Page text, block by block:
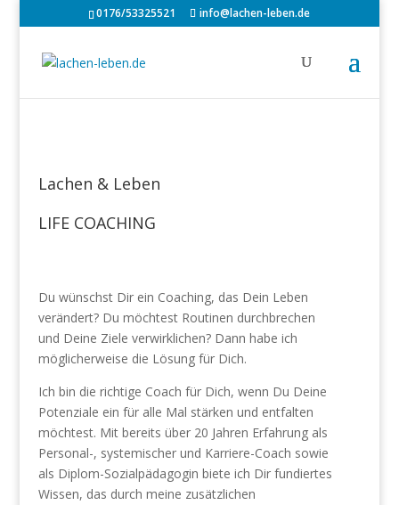
0176/53325521 info@lachen-leben.de
Lachen & Leben
LIFE COACHING
Du wünschst Dir ein Coaching, das Dein Leben
verändert? Du möchtest Routinen durchbrechen
und Deine Ziele verwirklichen? Dann habe ich
möglicherweise die Lösung für Dich.
Ich bin die richtige Coach für Dich, wenn Du Deine
Potenziale ein für alle Mal stärken und entfalten
möchtest. Mit bereits über 20 Jahren Erfahrung als
Personal-, systemischer und Karriere-Coach sowie
als Diplom-Sozialpädagogin biete ich Dir fundiertes
Wissen, das durch meine zusätzlichen